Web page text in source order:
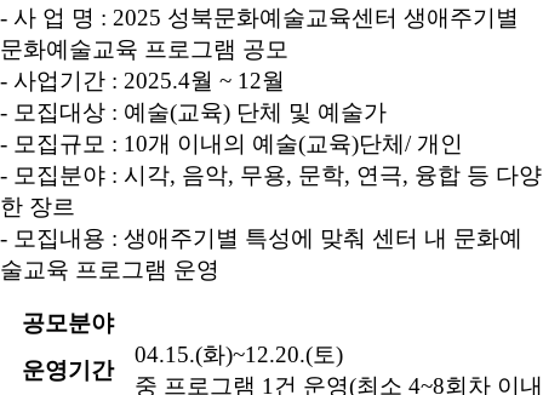
- 사 업 명 : 2025 성북문화예술교육센터 생애주기별
문화예술교육 프로그램 공모
- 사업기간 : 2025.4월 ~ 12월
- 모집대상 : 예술(교육) 단체 및 예술가
- 모집규모 : 10개 이내의 예술(교육)단체 / 개인
- 모집분야 : 시각, 음악, 무용, 문학, 연극, 융합 등 다양
한 장르
- 모집내용 : 생애주기별 특성에 맞춰 센터 내 문화예
술교육 프로그램 운영
공모분야
운영기간
04.15.(화)~12.20.(토)
중 프로그램 1 건 운영(최소 4~8회차 이내